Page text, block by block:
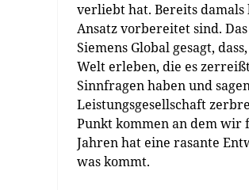
verliebt hat. Bereits
Ansatz vorbereitet sind.
Siemens Global gesagt,
Welt erleben, die es
Sinnfragen haben und
Leistungsgesellschaft
Punkt kommen an dem wir
Jahren hat eine rasante
was kommt.